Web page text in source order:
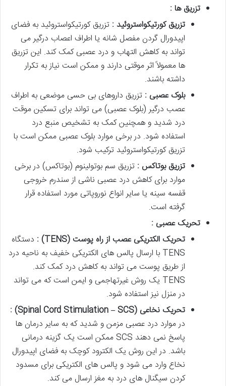
تزریق ها :
تزریق کورتیکواستروئید : تزریق کورتیکواستروئید به فضای
اپیدورال گردن مفصل شانه یا اطراف اعصاب درگیر می
تواند به کاهش التهاب و درد عصبی کمک کند. این تزریق
ها معمولاً اثر موقتی دارند و ممکن است نیاز به تکرار
داشته باشند.
بلوک عصبی : تزریق داروهای بی حسی موضعی به اطراف
عصب درگیر (بلوک عصبی) می تواند برای تسکین موقت
درد شدید و همچنین کمک به تشخیص منبع درد
استفاده شود. در برخی موارد بلوک عصبی ممکن است با
تزریق کورتیکواستروئید ترکیب شود.
تزریق بوتاکس : تزریق سم بوتولینوم (بوتاکس) در برخی
موارد برای کاهش درد عصبی ناشی از سندرم خروجی
قفسه سینه یا سایر انواع نوروپاتی مورد استفاده قرار
گرفته است.
تحریک عصبی :
تحریک الکتریکی عصب از راه پوست (TENS)
: دستگاه
TENS با ارسال پالس های الکتریکی خفیف به ناحیه درد
از طریق پوست می تواند به کاهش درد کمک کند.
TENS یک روش غیرتهاجمی و ایمن است که می تواند
در منزل نیز استفاده شود.
تحریک نخاعی(Spinal Cord Stimulation – SCS)
:
در موارد درد عصبی مزمن و شدید که به سایر درمان ها
پاسخ نمی دهند SCS ممکن است یک گزینه درمانی
باشد. در این روش یک الکترود کوچک به فضای اپیدورال
نخاع وارد می شود و پالس های الکتریکی برای مسدود
کردن سیگنال های درد به مغز ارسال می کند.